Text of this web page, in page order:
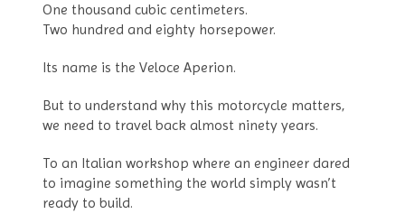
One thousand cubic centimeters.
Two hundred and eighty horsepower.
Its name is the Veloce Aperion.
But to understand why this motorcycle matters,
we need to travel back almost ninety years.
To an Italian workshop where an engineer dared
to imagine something the world simply wasn’t
ready to build.